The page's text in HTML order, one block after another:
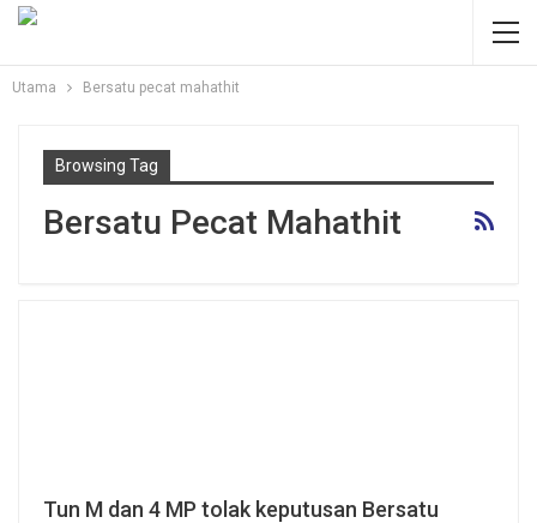
Utama Bersatu pecat mahathit
Browsing Tag
Bersatu Pecat Mahathit
Tun M dan 4 MP tolak keputusan Bersatu